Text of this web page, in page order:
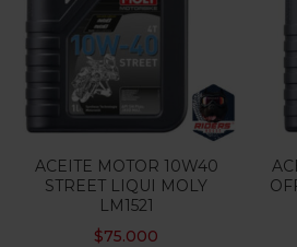
ACEITE MOTOR 10W40
STREET LIQUI MOLY
LM1521
$75.000